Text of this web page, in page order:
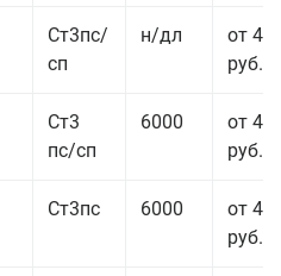
Ст3пс/
сп
н/дл
от 48
руб.
Ст3
пс/сп
6000
от 46
руб.
Ст3пс 6000
от 45
руб.